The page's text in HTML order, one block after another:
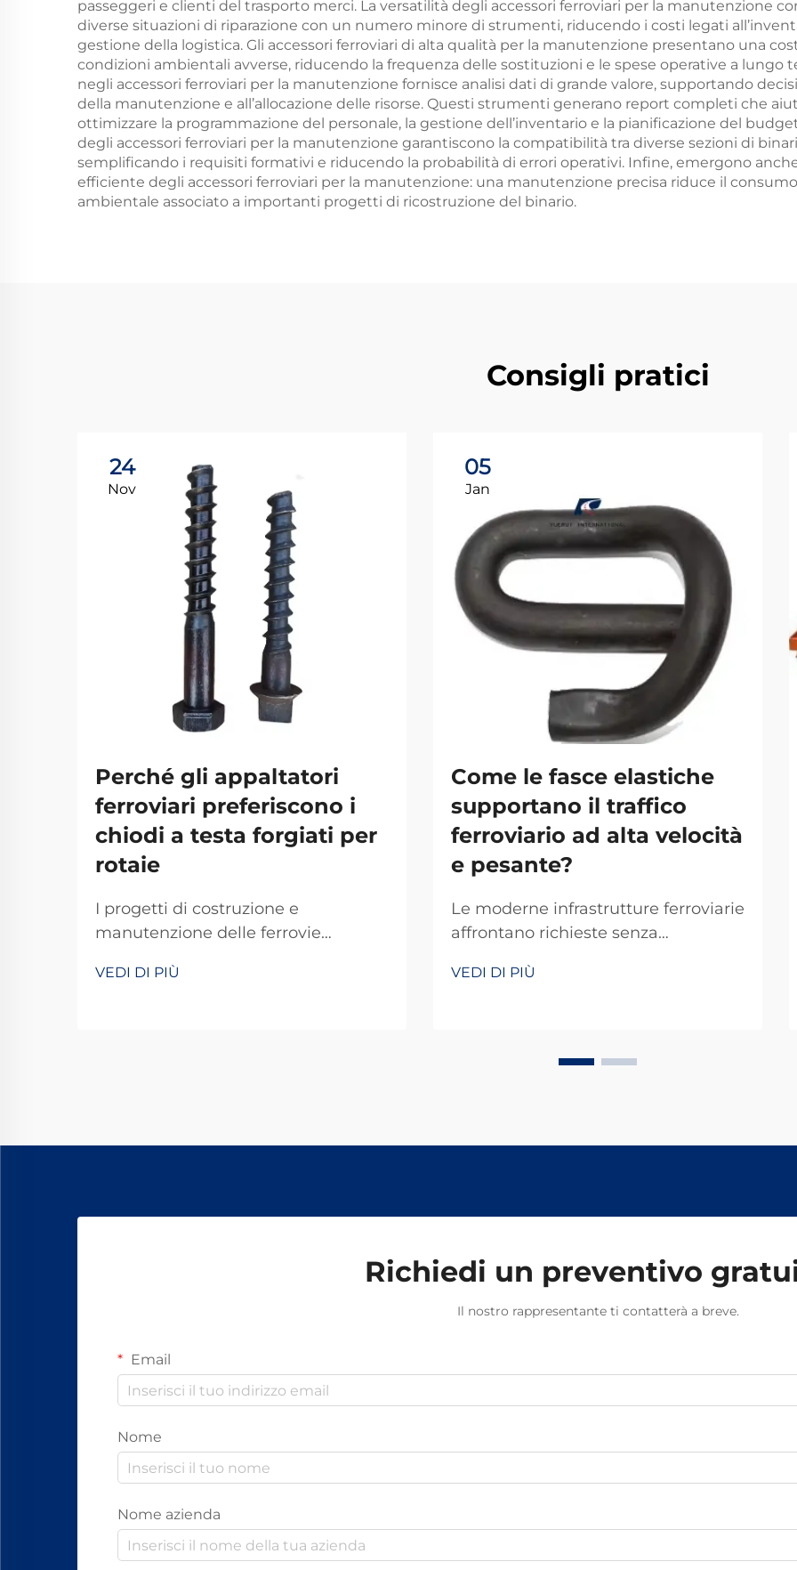
passeggeri e clienti del trasporto merci. La versatilità degli accessori ferroviari per la manutenzione
diverse situazioni di riparazione con un numero minore di strumenti, riducendo i costi legati
gestione della logistica. Gli accessori ferroviari di alta qualità per la manutenzione presentano una
condizioni ambientali avverse, riducendo la frequenza delle sostituzioni e le spese operative a lungo
negli accessori ferroviari per la manutenzione fornisce analisi dati di grande valore, supportando
della manutenzione e all’allocazione delle risorse. Questi strumenti generano report completi che
ottimizzare la programmazione del personale, la gestione dell’inventario e la pianificazione del
degli accessori ferroviari per la manutenzione garantiscono la compatibilità tra diverse sezioni di
semplificando i requisiti formativi e riducendo la probabilità di errori operativi. Infine, emergono
efficiente degli accessori ferroviari per la manutenzione: una manutenzione precisa riduce il
ambientale associato a importanti progetti di ricostruzione del binario.
Consigli pratici
24
Nov
Perché gli appaltatori
ferroviari preferiscono i
chiodi a testa forgiati per
rotaie
I progetti di costruzione e
manutenzione delle ferrovie
affidabilità inossidabile in ogni
VEDI DI PIÙ
05
Jan
Come le fasce elastiche
supportano il traffico
ferroviario ad alta velocità
e pesante?
Le moderne infrastrutture ferroviarie
affrontano richieste senza
trasporto si evolvono per accogliere
VEDI DI PIÙ
Richiedi un preventivo
Il nostro rappresentante ti contatterà a breve.
Email
Nome
Nome azienda